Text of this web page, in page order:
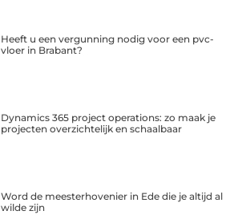
Heeft u een vergunning nodig voor een pvc-
vloer in Brabant?
Dynamics 365 project operations: zo maak je
projecten overzichtelijk en schaalbaar
Word de meesterhovenier in Ede die je altijd al
wilde zijn